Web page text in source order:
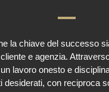
la chiave del successo
e agenzia.
lavoro onesto e
desiderati, con reciproca